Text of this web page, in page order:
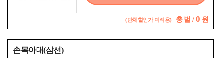
(단체할인가 미적용) 총 벌 / 0 원
손목아대(삼선)